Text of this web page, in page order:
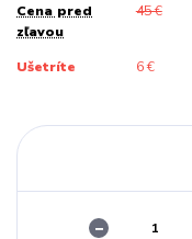
Cena pred
zľavou
45 €
Ušetríte 6 €